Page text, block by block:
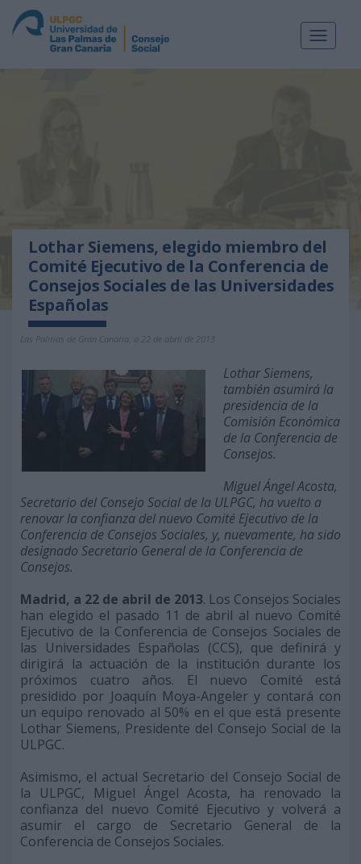
Toggle
Lothar Siemens, elegido miembro del
Comité Ejecutivo de la Conferencia de
Consejos Sociales de las Universidades
Españolas
Las Palmas de Gran Canaria, a 22 de abril de 2013
Lothar Siemens,
también asumirá la
presidencia de la
Comisión Económica
de la Conferencia de
Consejos.
Miguel Ángel Acosta,
Secretario del Consejo Social de la ULPGC, ha vuelto a
renovar la confianza del nuevo Comité Ejecutivo de la
Conferencia de Consejos Sociales, y, nuevamente, ha sido
designado Secretario General de la Conferencia de
Consejos.
Madrid, a 22 de abril de 2013. Los Consejos Sociales
han elegido el pasado 11 de abril al nuevo Comité
Ejecutivo de la Conferencia de Consejos Sociales de
las Universidades Españolas (CCS), que definirá y
dirigirá la actuación de la institución durante los
próximos cuatro años. El nuevo Comité está
presidido por Joaquín Moya-Angeler y contará con
un equipo renovado al 50% en el que está presente
Lothar Siemens, Presidente del Consejo Social de la
ULPGC.
Asimismo, el actual Secretario del Consejo Social de
la ULPGC, Miguel Ángel Acosta, ha renovado la
confianza del nuevo Comité Ejecutivo y volverá a
asumir el cargo de Secretario General de la
Conferencia de Consejos Sociales.